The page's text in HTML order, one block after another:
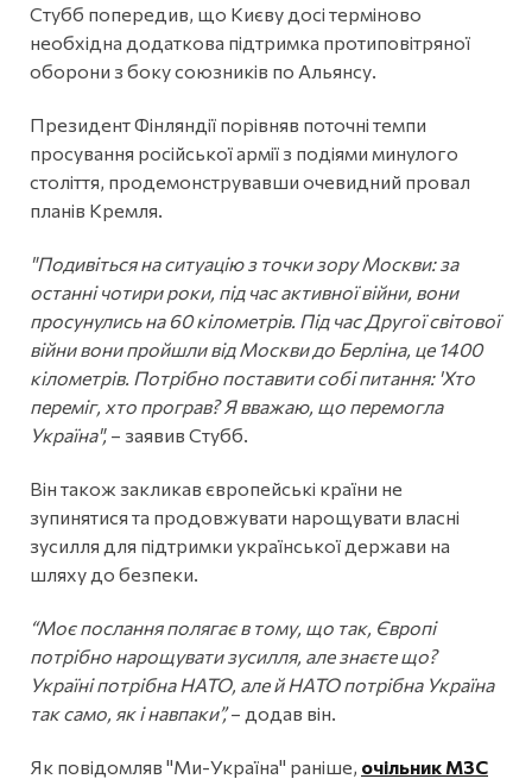
Стубб попередив, що Києву досі терміново
необхідна додаткова підтримка протиповітряної
оборони з боку союзників по Альянсу.
Президент Фінляндії порівняв поточні темпи
просування російської армії з подіями минулого
століття, продемонструвавши очевидний провал
планів Кремля.
"Подивіться на ситуацію з точки зору Москви: за
останні чотири роки, під час активної війни, вони
просунулись на 60 кілометрів. Під час Другої світової
війни вони пройшли від Москви до Берліна, це 1400
кілометрів. Потрібно поставити собі питання: 'Хто
переміг, хто програв? Я вважаю, що перемогла
Україна", – заявив Стубб.
Він також закликав європейські країни не
зупинятися та продовжувати нарощувати власні
зусилля для підтримки української держави на
шляху до безпеки.
“Моє послання полягає в тому, що так, Європі
потрібно нарощувати зусилля, але знаєте що?
Україні потрібна НАТО, але й НАТО потрібна Україна
так само, як і навпаки”,– додав він.
Як повідомляв "Ми-Україна" раніше, очільник МЗС